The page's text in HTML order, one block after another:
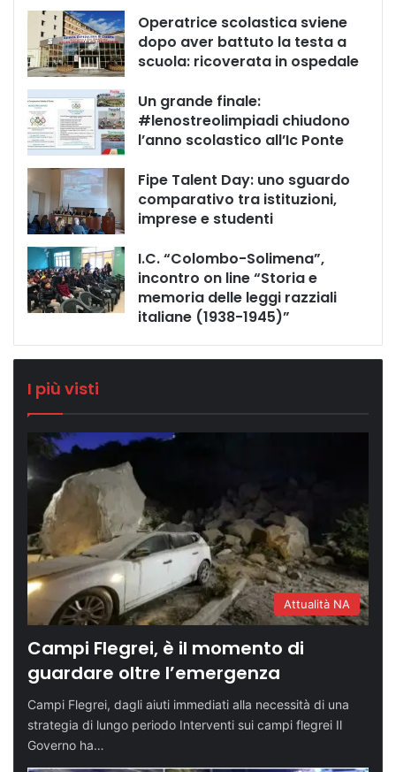
Operatrice scolastica sviene
dopo aver battuto la testa a
scuola: ricoverata in ospedale
Un grande finale:
#lenostreolimpiadi chiudono
l’anno scolastico all’Ic Ponte
Fipe Talent Day: uno sguardo
comparativo tra istituzioni,
imprese e studenti
I.C. “Colombo-Solimena”,
incontro on line “Storia e
memoria delle leggi razziali
italiane (1938-1945)”
I più visti
Attualità NA
Campi Flegrei, è il momento di
guardare oltre l’emergenza
Campi Flegrei, dagli aiuti immediati alla necessità di una
strategia di lungo periodo Interventi sui campi flegrei Il
Governo ha…